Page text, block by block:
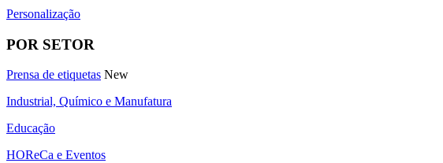
Personalização
POR SETOR
Prensa de etiquetas New
Industrial, Químico e Manufatura
Educação
HOReCa e Eventos